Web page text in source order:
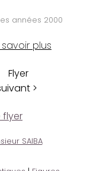
années 2000
savoir plus
Flyer
>
SAIBA